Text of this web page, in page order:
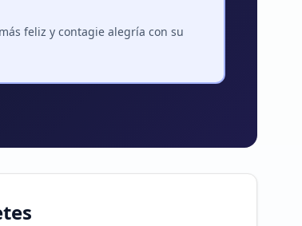
feliz y contagie alegría con su